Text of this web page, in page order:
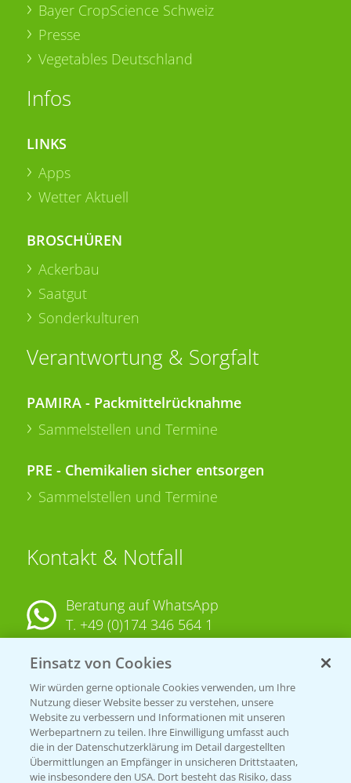
Bayer CropScience Schweiz
Presse
Vegetables Deutschland
Infos
LINKS
Apps
Wetter Aktuell
BROSCHÜREN
Ackerbau
Saatgut
Sonderkulturen
Verantwortung & Sorgfalt
PAMIRA - Packmittelrücknahme
Sammelstellen und Termine
PRE - Chemikalien sicher entsorgen
Sammelstellen und Termine
Kontakt & Notfall
Beratung auf WhatsApp
T. +49 (0)174 346 564 1
KONTAKT
Hilfe in Notfällen
T.+49 (0)214/30-20220
Einsatz von Cookies
Wir würden gerne optionale Cookies verwenden, um Ihre
Nutzung dieser Website besser zu verstehen, unsere
Website zu verbessern und Informationen mit unseren
Werbepartnern zu teilen. Ihre Einwilligung umfasst auch
die in der Datenschutzerklärung im Detail dargestellten
Übermittlungen an Empfänger in unsicheren Drittstaaten,
wie insbesondere den USA. Dort besteht das Risiko, dass